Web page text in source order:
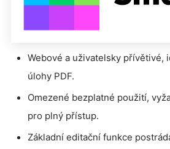
Webové a uživatelsky přívětivé,
úlohy PDF.
Omezené bezplatné použití,
pro plný přístup.
Základní editační funkce